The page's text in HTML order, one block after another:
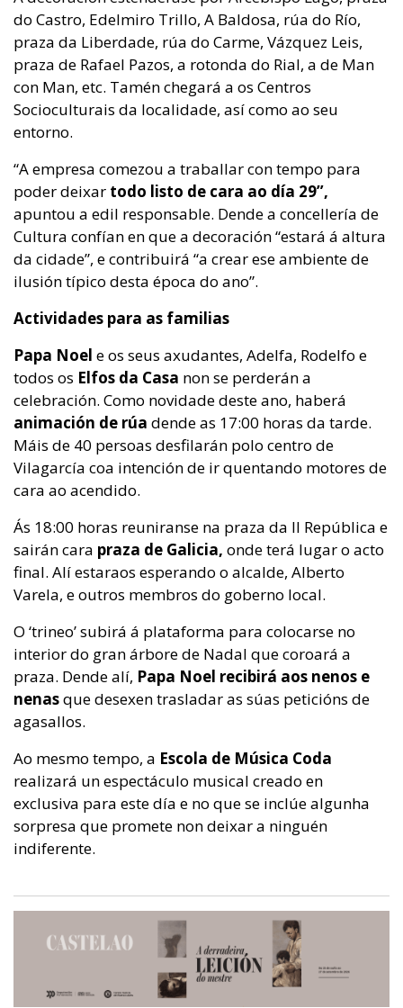
do Castro, Edelmiro Trillo, A Baldosa, rúa do Río,
praza da Liberdade, rúa do Carme, Vázquez Leis,
praza de Rafael Pazos, a rotonda do Rial, a de Man
con Man, etc. Tamén chegará a os Centros
Socioculturais da localidade, así como ao seu
entorno.
“A empresa comezou a traballar con tempo para
poder deixar todo listo de cara ao día 29”,
apuntou a edil responsable. Dende a concellería de
Cultura confían en que a decoración “estará á altura
da cidade”, e contribuirá “a crear ese ambiente de
ilusión típico desta época do ano”.
Actividades para as familias
Papa Noel e os seus axudantes, Adelfa, Rodelfo e
todos os Elfos da Casa non se perderán a
celebración. Como novidade deste ano, haberá
animación de rúa dende as 17:00 horas da tarde.
Máis de 40 persoas desfilarán polo centro de
Vilagarcía coa intención de ir quentando motores de
cara ao acendido.
Ás 18:00 horas reuniranse na praza da II República e
sairán cara praza de Galicia, onde terá lugar o acto
final. Alí estaraos esperando o alcalde, Alberto
Varela, e outros membros do goberno local.
O ‘trineo’ subirá á plataforma para colocarse no
interior do gran árbore de Nadal que coroará a
praza. Dende alí, Papa Noel recibirá aos nenos e
nenasque desexen trasladar as súas peticións de
agasallos.
Ao mesmo tempo, a Escola de Música Coda
realizará un espectáculo musical creado en
exclusiva para este día e no que se inclúe algunha
sorpresa que promete non deixar a ninguén
indiferente.